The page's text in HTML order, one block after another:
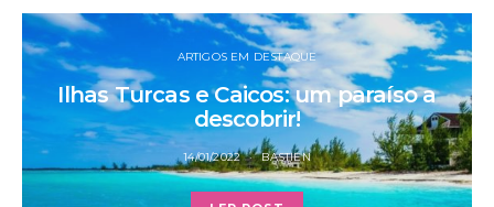
ARTIGOS EM DESTAQUE
Ilhas Turcas e Caicos: um paraíso a
descobrir!
14/01/2022 BASTIEN